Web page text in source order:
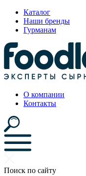
Каталог
Наши бренды
Гурманам
О компании
Контакты
Поиск по сайту